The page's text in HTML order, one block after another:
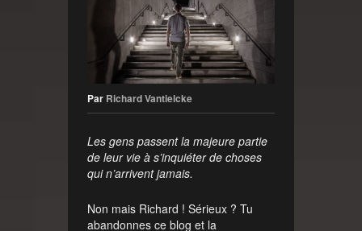
Par Richard Vantielcke
Les gens passent la majeure partie
de leur vie à s’inquiéter de choses
qui n’arrivent jamais.
Non mais Richard ! Sérieux ? Tu
abandonnes ce blog et la